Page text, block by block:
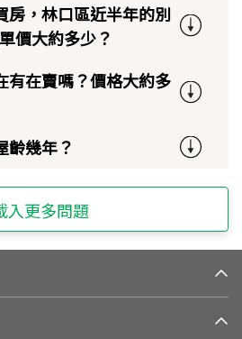
房，林口區近半年的別
價大約多少？
有在賣嗎？價格大約多
齡幾年？
入更多問題